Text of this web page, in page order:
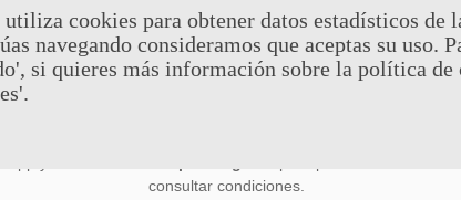
artículos de
de
variedad de
Si no
un toque
y te lo
ENVÍOS Y DEVOLUCIONES
Envíos muy económicos en 24h a través de
transportistas, entrega de lunes a viernes no
consultar condiciones.
utiliza cookies para obtener datos estadísticos de
navegando consideramos que aceptas su uso.
si quieres más información sobre la política